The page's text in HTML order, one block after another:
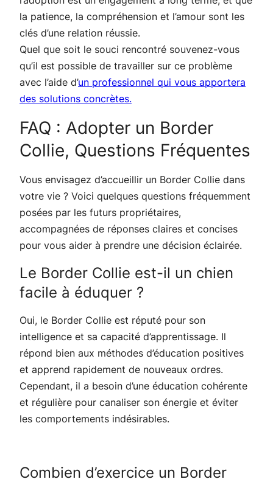
la patience, la compréhension et l’amour sont les
clés d’une relation réussie.
Quel que soit le souci rencontré souvenez-vous
qu’il est possible de travailler sur ce problème
avec l’aide d’un professionnel qui vous apportera
des solutions concrètes.
FAQ : Adopter un Border
Collie, Questions Fréquentes
Vous envisagez d’accueillir un Border Collie dans
votre vie ? Voici quelques questions fréquemment
posées par les futurs propriétaires,
accompagnées de réponses claires et concises
pour vous aider à prendre une décision éclairée.
Le Border Collie est-il un chien
facile à éduquer ?
Oui, le Border Collie est réputé pour son
intelligence et sa capacité d’apprentissage. Il
répond bien aux méthodes d’éducation positives
et apprend rapidement de nouveaux ordres.
Cependant, il a besoin d’une éducation cohérente
et régulière pour canaliser son énergie et éviter
les comportements indésirables.
Combien d’exercice un Border